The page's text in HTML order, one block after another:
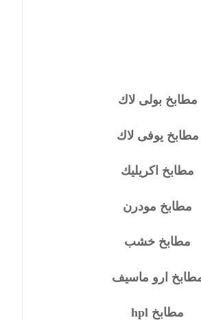
مطابخ بولى لاك
مطابخ يوفى لاك
مطابخ اكريليك
مطابخ مودرن
مطابخ خشب
ارو ماسيف
مطابخ hpl